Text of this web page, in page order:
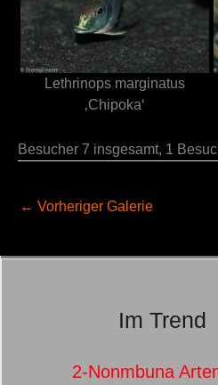
Lethrinops marginatus
‚Chipoka‘
Besucher 7 insgesamt, 1
← Vorheriger Galerie
Im Trend
2-Nonmbuna